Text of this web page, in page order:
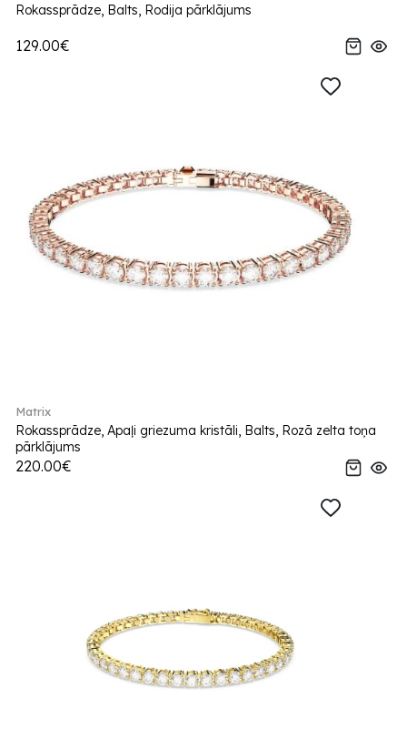
Rokassprādze, Balts, Rodija pārklājums
129.00€
Matrix
Rokassprādze, Apaļi griezuma kristāli, Balts, Rozā zelta toņa
pārklājums
220.00€